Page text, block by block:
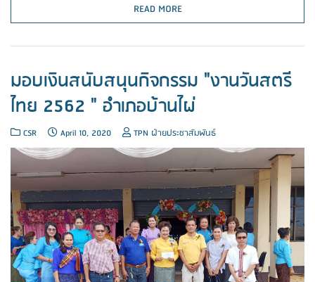
READ MORE
มอบเงินสนับสนุนกิจกรรม "งานวันสตรี
ไทย 2562 " อำเภอบ้านไผ่
CSR April 10, 2020 TPN ฝ่ายประชาสัมพันธ์